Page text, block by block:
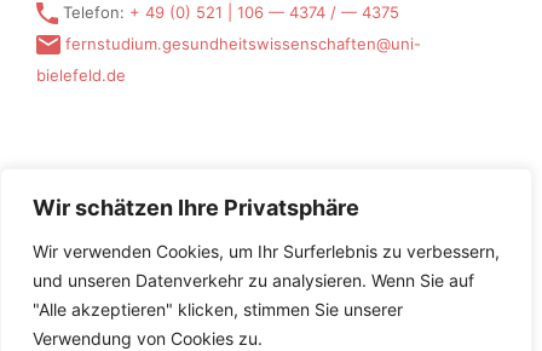
Wir schätzen Ihre Privatsphäre
Wir verwenden Cookies, um Ihr Surferlebnis zu verbessern,
und unseren Datenverkehr zu analysieren. Wenn Sie auf
"Alle akzeptieren" klicken, stimmen Sie unserer
Verwendung von Cookies zu.
Tele­fon: + 49 (0) 521 | 106 — 4374 / — 4375
fernstudium.gesundheitswissenschaften@uni-
bielefeld.de
E-Mail-Adresse
*Hiermit bestätige ich, dass ich die Datenschutzerklärung
gelesen und akzeptiert habe.